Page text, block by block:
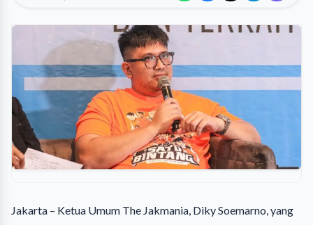
Jakarta – Ketua Umum The Jakmania, Diky Soemarno, yang